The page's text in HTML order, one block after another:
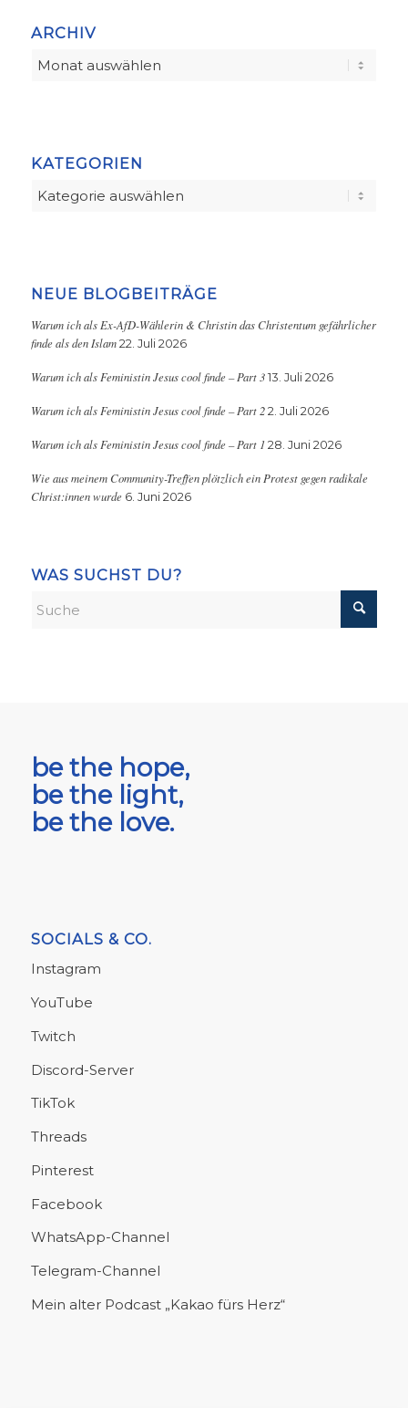
ARCHIV
KATEGORIEN
Kategorien
NEUE BLOGBEITRÄGE
Warum ich als Ex-AfD-Wählerin & Christin das Christentum gefährlicher
finde als den Islam 22. Juli 2026
Warum ich als Feministin Jesus cool finde – Part 3 13. Juli 2026
Warum ich als Feministin Jesus cool finde – Part 2 2. Juli 2026
Warum ich als Feministin Jesus cool finde – Part 1 28. Juni 2026
Wie aus meinem Community-Treffen plötzlich ein Protest gegen radikale
Christ:innen wurde 6. Juni 2026
WAS SUCHST DU?
be the hope,
be the light,
be the love.
SOCIALS & CO.
Instagram
YouTube
Twitch
Discord-Server
TikTok
Threads
Pinterest
Facebook
WhatsApp-Channel
Telegram-Channel
Mein alter Podcast „Kakao fürs Herz“